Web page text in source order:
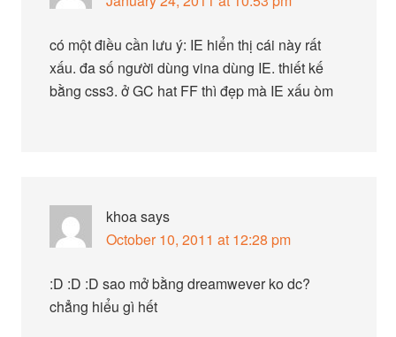
có một điều cần lưu ý: IE hiển thị cái này rất
xấu. đa số người dùng vina dùng IE. thiết kế
bằng css3. ở GC hat FF thì đẹp mà IE xấu òm
khoasays
October 10, 2011 at 12:28 pm
:D :D :D sao mở bằng dreamwever ko dc?
chẳng hiểu gì hết